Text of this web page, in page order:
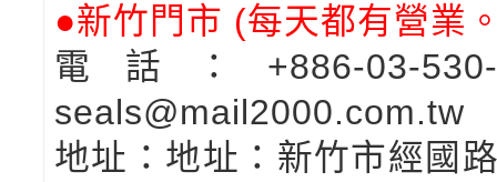
●新竹門市 (每天都有營業
電話：+886-
seals@mail2000.com.tw
地址：地址：新竹市經國